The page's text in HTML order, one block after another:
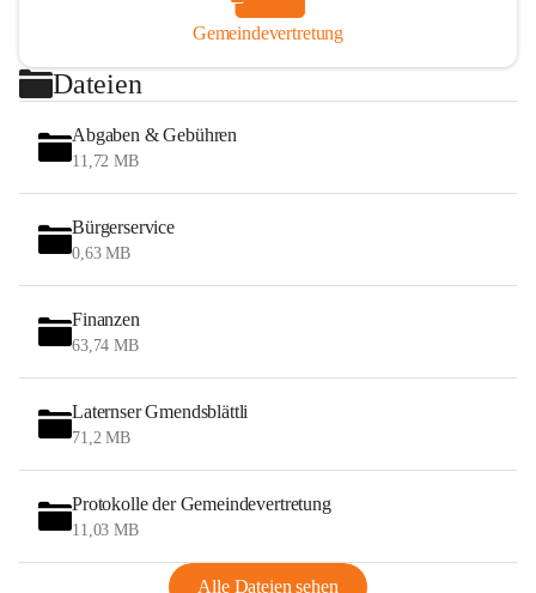
Gemeindevertretung
Dateien
Abgaben & Gebühren
11,72 MB
Bürgerservice
0,63 MB
Finanzen
63,74 MB
Laternser Gmendsblättli
71,2 MB
Protokolle der Gemeindevertretung
11,03 MB
Alle Dateien sehen